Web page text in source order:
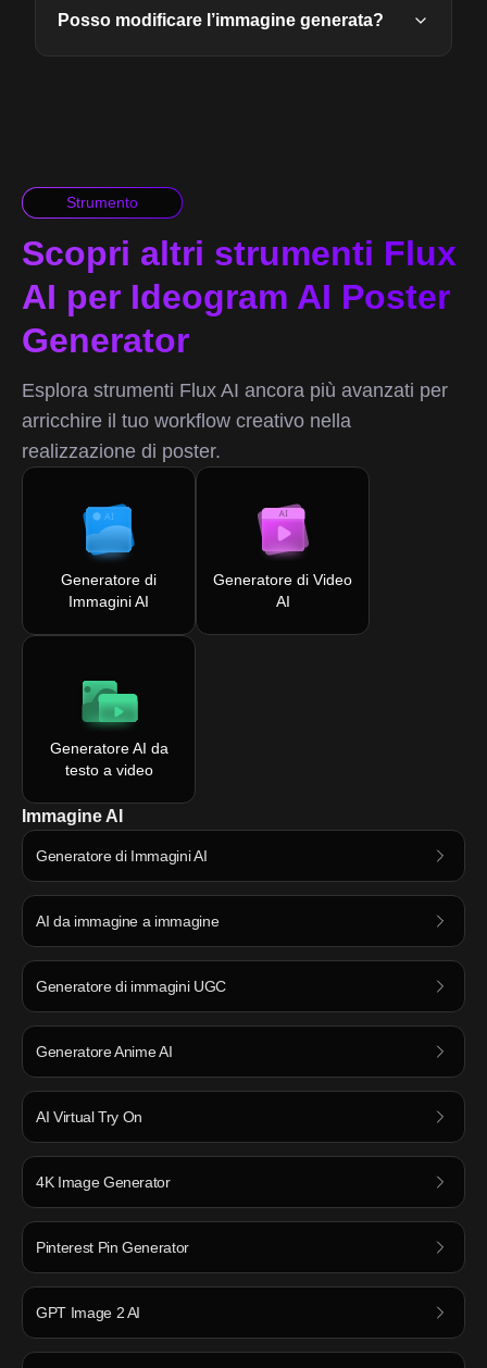
Posso modificare l’immagine generata?
Strumento
Scopri altri strumenti Flux
AI per Ideogram AI Poster
Generator
Esplora strumenti Flux AI ancora più avanzati per
arricchire il tuo workflow creativo nella
realizzazione di poster.
Generatore di
Immagini AI
Generatore di Video
AI
Generatore AI da
testo a video
Immagine AI
Generatore di Immagini AI
AI da immagine a immagine
Generatore di immagini UGC
Generatore Anime AI
AI Virtual Try On
4K Image Generator
Pinterest Pin Generator
GPT Image 2 AI